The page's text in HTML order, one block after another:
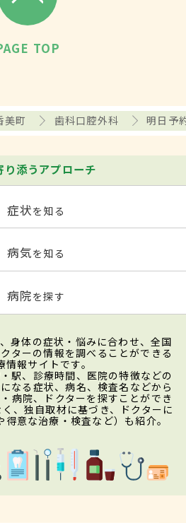
TOP
美町 歯科口腔外科 明日予
り添うアプローチ
症状を知る
病気を知る
病院を探す
身体の症状・悩みに合わせ、全国
ターの情報を調べることができる
情報サイトです。
駅、診療時間、医院の特徴などの
なる症状、病名、検査名などから
病院、ドクターを探すことができ
、独自取材に基づき、ドクターに
意な治療・検査など）も紹介。